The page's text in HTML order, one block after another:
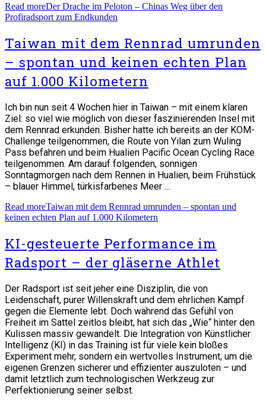
Read moreDer Drache im Peloton – Chinas Weg über den
Profiradsport zum Endkunden
Taiwan mit dem Rennrad umrunden
– spontan und keinen echten Plan
auf 1.000 Kilometern
Ich bin nun seit 4 Wochen hier in Taiwan – mit einem klaren
Ziel: so viel wie möglich von dieser faszinierenden Insel mit
dem Rennrad erkunden. Bisher hatte ich bereits an der KOM-
Challenge teilgenommen, die Route von Yilan zum Wuling
Pass befahren und beim Hualien Pacific Ocean Cycling Race
teilgenommen. Am darauf folgenden, sonnigen
Sonntagmorgen nach dem Rennen in Hualien, beim Frühstück
– blauer Himmel, türkisfarbenes Meer …
Read moreTaiwan mit dem Rennrad umrunden – spontan und
keinen echten Plan auf 1.000 Kilometern
KI-gesteuerte Performance im
Radsport – der gläserne Athlet
Der Radsport ist seit jeher eine Disziplin, die von
Leidenschaft, purer Willenskraft und dem ehrlichen Kampf
gegen die Elemente lebt. Doch während das Gefühl von
Freiheit im Sattel zeitlos bleibt, hat sich das „Wie“ hinter den
Kulissen massiv gewandelt. Die Integration von Künstlicher
Intelligenz (KI) in das Training ist für viele kein bloßes
Experiment mehr, sondern ein wertvolles Instrument, um die
eigenen Grenzen sicherer und effizienter auszuloten – und
damit letztlich zum technologischen Werkzeug zur
Perfektionierung seiner selbst.